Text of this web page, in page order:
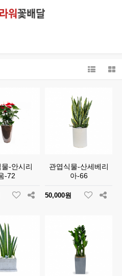
-안시리
-72
관엽식물-산세베리
아-66
50,000원